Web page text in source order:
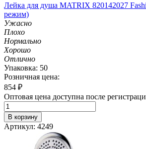
Лейка для душа MATRIX 820142027
режим)
Ужасно
Плохо
Нормально
Хорошо
Отлично
Упаковка: 50
Розничная цена:
854 ₽
Оптовая цена доступна после
В корзину
Артикул: 4249